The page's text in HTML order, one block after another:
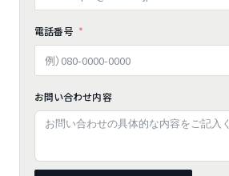
電話番号
お問い合わせ内容